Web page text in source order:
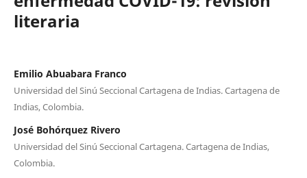
literaria
Emilio Abuabara Franco
Universidad del Sinú Seccional Cartagena de Indias. Cartagena de
Indias, Colombia.
José Bohórquez Rivero
Universidad del Sinú Seccional Cartagena. Cartagena de Indias,
Colombia.